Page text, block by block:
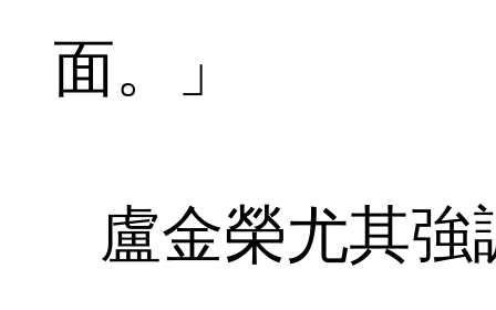
面。」
盧金榮尤其強